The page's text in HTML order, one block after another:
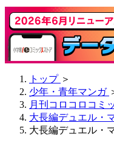
トップ ＞
少年・青年マンガ
月刊コロコロコミ
大長編デュエル・
大長編デュエル・